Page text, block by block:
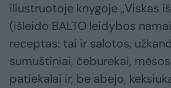
iliustruotoje knygoje „Viskas
(išleido BALTO leidybos
receptas: tai ir salotos,
sumuštiniai, čeburekai,
patiekalai ir, be abejo,